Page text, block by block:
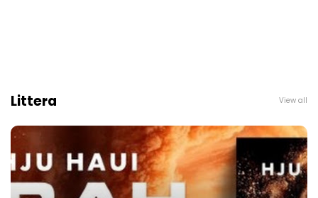
Littera View all